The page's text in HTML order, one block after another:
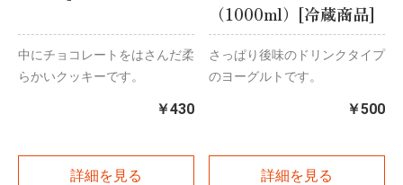
中にチョコレートをはさんだ柔
らかいクッキーです。
￥430
詳細を見る
（1000ml）[冷蔵商品]
さっぱり後味のドリンクタイプ
のヨーグルトです。
￥500
詳細を見る